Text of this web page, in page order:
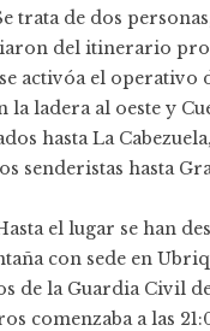
trata de dos
del itinerario
activóa el
ladera al oeste y
hasta La
senderistas hasta
el lugar se han
con sede en
de la Guardia Civil
comenzaba a las